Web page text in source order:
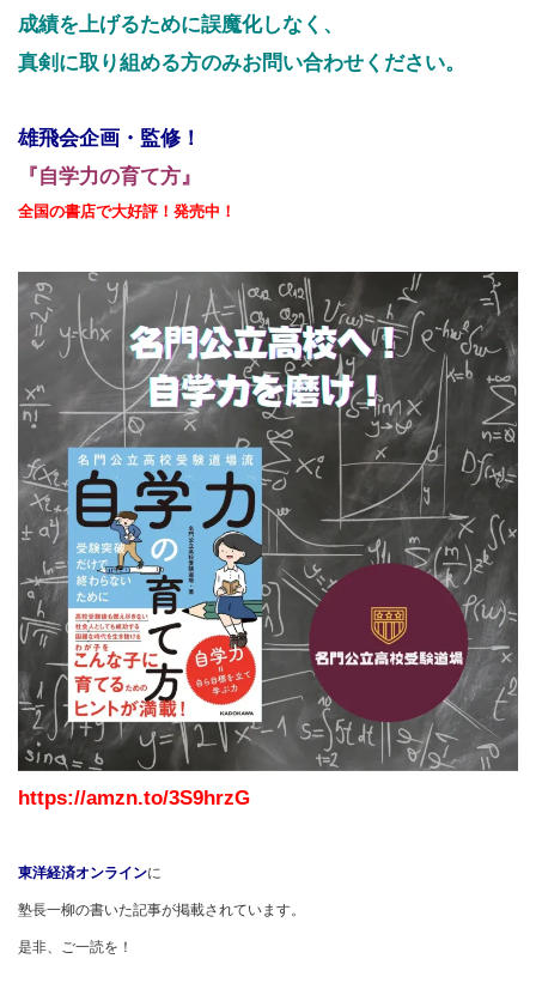
成績を上げるために誤魔化しなく、
真剣に取り組める方のみお問い合わせください。
雄飛会企画・監修！
『自学力の育て方』
全国の書店で大好評！発売中！
https://amzn.to/3S9hrzG
東洋経済オンラインに
塾長一柳の書いた記事が掲載されています。
是非、ご一読を！